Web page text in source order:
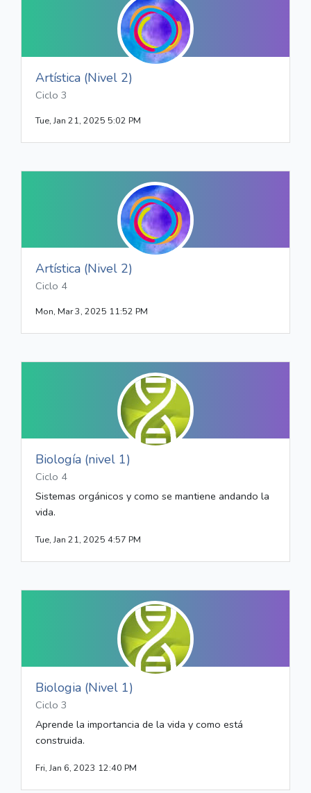
Artística (Nivel 2)
Ciclo 3
Tue, Jan 21, 2025 5:02 PM
Artística (Nivel 2)
Ciclo 4
Mon, Mar 3, 2025 11:52 PM
Biología (nivel 1)
Ciclo 4
Sistemas orgánicos y como se mantiene andando la
vida.
Tue, Jan 21, 2025 4:57 PM
Biologia (Nivel 1)
Ciclo 3
Aprende la importancia de la vida y como está
construida.
Fri, Jan 6, 2023 12:40 PM